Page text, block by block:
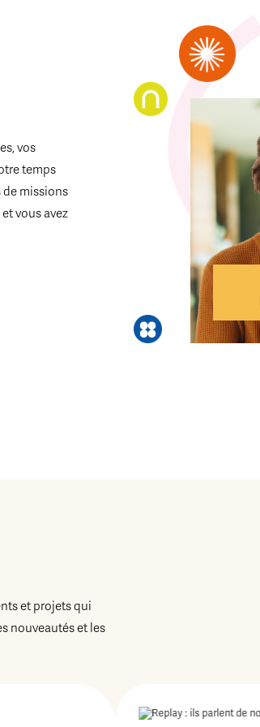
vos
temps
de missions
vous avez
et projets qui
nouveautés et les